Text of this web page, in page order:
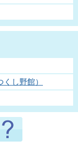
し野館）